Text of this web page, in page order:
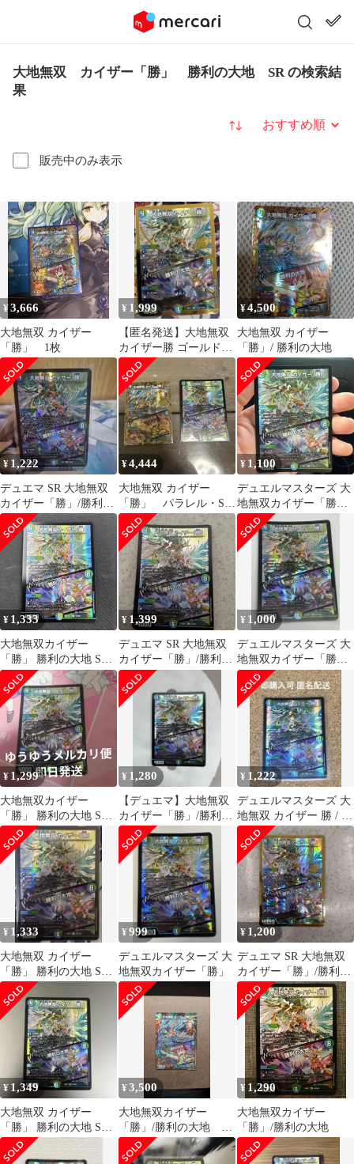
大地無双 カイザー「勝」 勝利の大地 SR の検索結
果
販売中のみ表示
並び替え
¥3,666
大地無双 カイザー
「勝」 1枚
¥ 1,999
【匿名発送】大地無双
カイザー勝 ゴールドボ
ーダー 【24時間以内発
送】
¥4,500
大地無双 カイザー
「勝」/ 勝利の大地
¥ 1,222
デュエマ SR 大地無双
カイザー「勝」/勝利の
大地
¥4,444
大地無双 カイザー
「勝」 パラレル・SR
セット
¥ 1,100
デュエルマスターズ 大
地無双カイザー「勝」
勝利の大地
¥ 1,333
大地無双カイザー
「勝」 勝利の大地 SR
デュエル・マスターズ
¥ 1,399
デュエマ SR 大地無双
カイザー「勝」/勝利の
大地
¥ 1,000
デュエルマスターズ 大
地無双カイザー「勝」/
勝利の大地 SR N3/N25
¥ 1,299
大地無双カイザー
「勝」 勝利の大地 SR
デュエル・マスターズ
¥ 1,280
【デュエマ】大地無双
カイザー「勝」/勝利の
大地 SR
¥ 1,222
デュエルマスターズ 大
地無双 カイザー 勝 / 勝
利の大地 SR N3/N25
¥ 1,333
大地無双 カイザー
「勝」 勝利の大地 SR
スーパーレア デュエル
マスターズ
¥999
デュエルマスターズ 大
地無双カイザー「勝」
¥ 1,200
デュエマ SR 大地無双
カイザー「勝」/勝利の
大地
¥ 1,349
大地無双 カイザー
「勝」 勝利の大地 SR
スーパーレア デュエル
マスターズ
¥3,500
大地無双カイザー
「勝」/勝利の大地 シ
ークレット
¥1,290
大地無双カイザー
「勝」/勝利の大地